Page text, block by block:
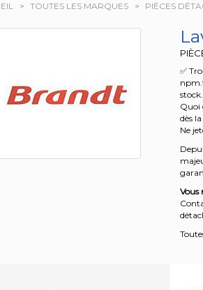
TOUTES LES MARQUES PIÈCES
✅
stock.
Quoi
dès
Ne
Vous